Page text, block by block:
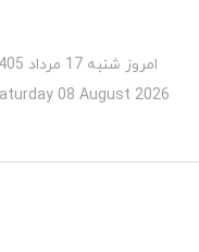
امروز شنبه 17 مرداد 1405
Saturday 08 August 2026